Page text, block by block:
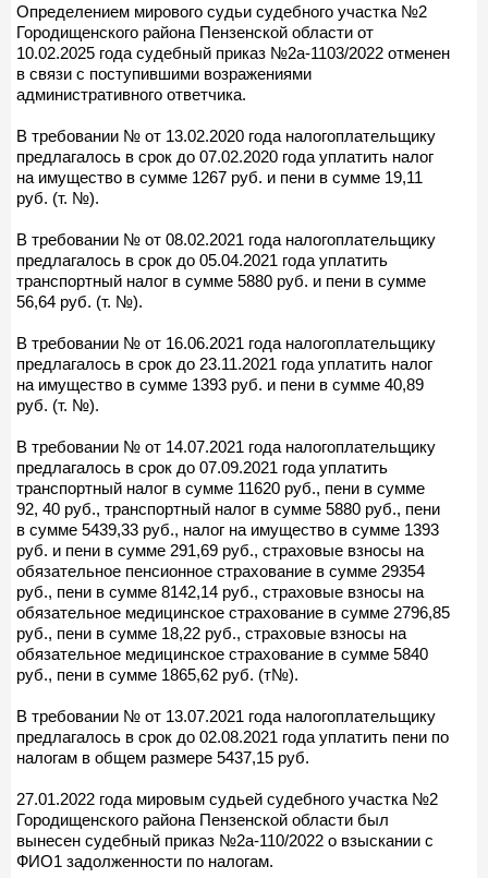
Определением мирового судьи судебного участка №2
Городищенского района Пензенской области от
10.02.2025 года судебный приказ №2а-1103/2022 отменен
в связи с поступившими возражениями
административного ответчика.
В требовании № от 13.02.2020 года налогоплательщику
предлагалось в срок до 07.02.2020 года уплатить налог
на имущество в сумме 1267 руб. и пени в сумме 19,11
руб. (т. №).
В требовании № от 08.02.2021 года налогоплательщику
предлагалось в срок до 05.04.2021 года уплатить
транспортный налог в сумме 5880 руб. и пени в сумме
56,64 руб. (т. №).
В требовании № от 16.06.2021 года налогоплательщику
предлагалось в срок до 23.11.2021 года уплатить налог
на имущество в сумме 1393 руб. и пени в сумме 40,89
руб. (т. №).
В требовании № от 14.07.2021 года налогоплательщику
предлагалось в срок до 07.09.2021 года уплатить
транспортный налог в сумме 11620 руб., пени в сумме
92, 40 руб., транспортный налог в сумме 5880 руб., пени
в сумме 5439,33 руб., налог на имущество в сумме 1393
руб. и пени в сумме 291,69 руб., страховые взносы на
обязательное пенсионное страхование в сумме 29354
руб., пени в сумме 8142,14 руб., страховые взносы на
обязательное медицинское страхование в сумме 2796,85
руб., пени в сумме 18,22 руб., страховые взносы на
обязательное медицинское страхование в сумме 5840
руб., пени в сумме 1865,62 руб. (т№).
В требовании № от 13.07.2021 года налогоплательщику
предлагалось в срок до 02.08.2021 года уплатить пени по
налогам в общем размере 5437,15 руб.
27.01.2022 года мировым судьей судебного участка №2
Городищенского района Пензенской области был
вынесен судебный приказ №2а-110/2022 о взыскании с
ФИО1 задолженности по налогам.